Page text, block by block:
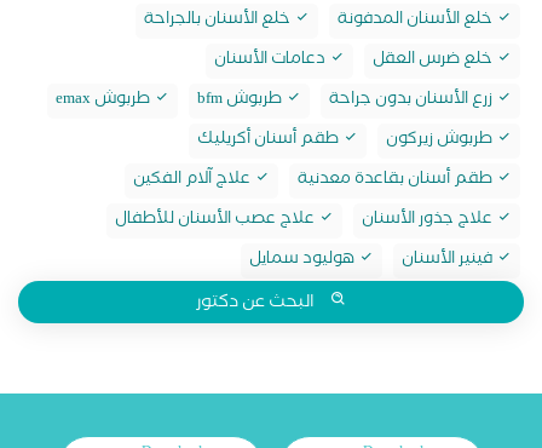
خلع الأسنان المدفونة
خلع الأسنان بالجراحة
خلع ضرس العقل
دعامات الأسنان
زرع الأسنان بدون جراحة
طربوش bfm
طربوش emax
طربوش زيركون
طقم أسنان أكريليك
طقم أسنان بقاعدة معدنية
علاج آلام الفكين
علاج جذور الأسنان
علاج عصب الأسنان للأطفال
فينير الأسنان
هوليود سمايل
البحث عن دكتور